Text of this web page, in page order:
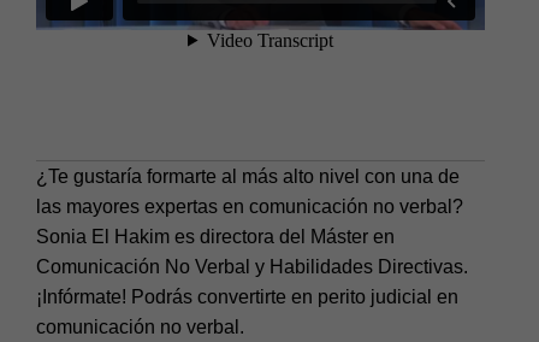
¿Te gustaría formarte al más alto nivel con una de
las mayores expertas en comunicación no verbal?
Sonia El Hakim es directora del Máster en
Comunicación No Verbal y Habilidades Directivas.
¡Infórmate! Podrás convertirte en perito judicial en
comunicación no verbal.